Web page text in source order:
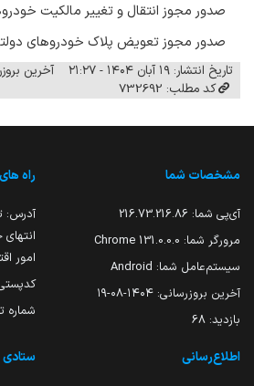
صدور مجوز انتقال و تغییر مالکیت
صدور مجوز تعویض پلاک خودروهای
تاریخ انتشار: ۱۹ آبان ۱۴۰۴ - ۲۱:۲۷
آخرین بروزرسانی: ۱۹
کد مطلب: 732692
مشخصات شما
آی‌پی شما: 216.73.216.86
مرورگر شما: 131.0.0.0 Chrome
سیستم‌عامل شما: Android
آخرین بروزرسانی: ۱۴۰۴-۰۸-۱۹
بازدید: 68
راه
آدرس:
امور
کدپستی:
شماره
اطلاع‌رسانی ستادی